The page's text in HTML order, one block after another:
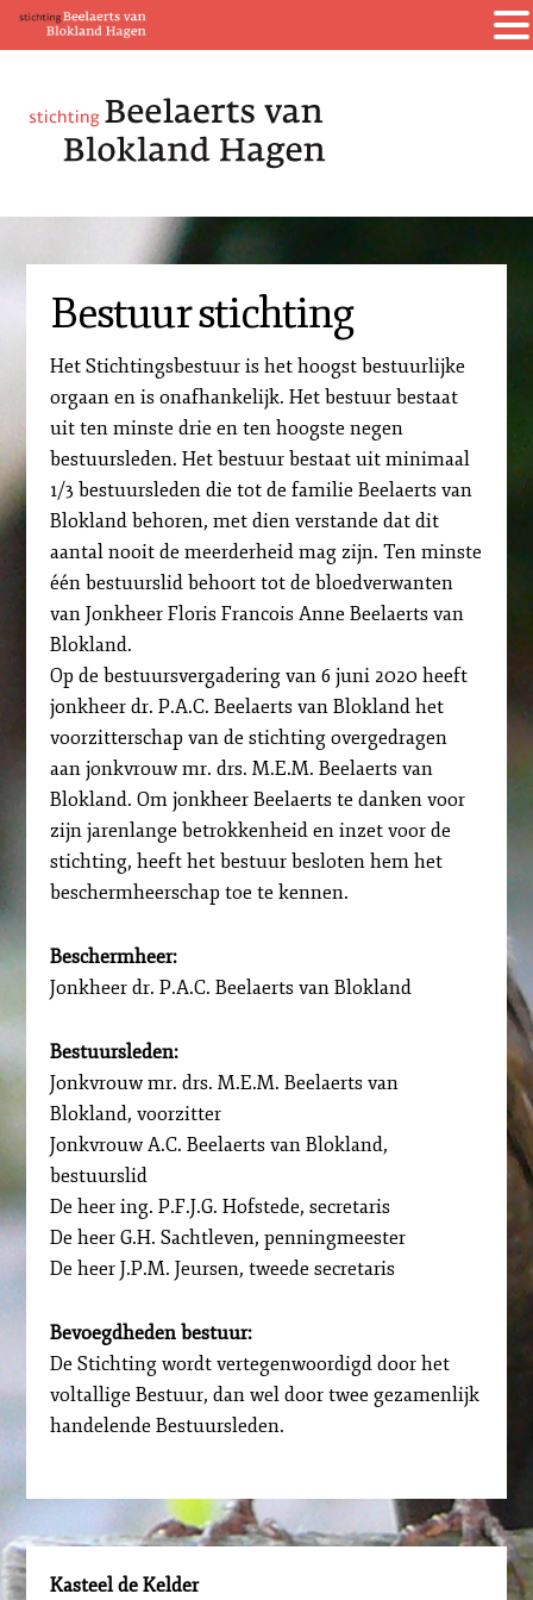
Bestuur stichting
Het Stichtingsbestuur is het hoogst bestuurlijke
orgaan en is onafhankelijk. Het bestuur bestaat
uit ten minste drie en ten hoogste negen
bestuursleden. Het bestuur bestaat uit minimaal
1/3 bestuursleden die tot de familie Beelaerts van
Blokland behoren, met dien verstande dat dit
aantal nooit de meerderheid mag zijn. Ten minste
één bestuurslid behoort tot de bloedverwanten
van Jonkheer Floris Francois Anne Beelaerts van
Blokland.
Op de bestuursvergadering van 6 juni 2020 heeft
jonkheer dr. P.A.C. Beelaerts van Blokland het
voorzitterschap van de stichting overgedragen
aan jonkvrouw mr. drs. M.E.M. Beelaerts van
Blokland. Om jonkheer Beelaerts te danken voor
zijn jarenlange betrokkenheid en inzet voor de
stichting, heeft het bestuur besloten hem het
beschermheerschap toe te kennen.
Beschermheer:
Jonkheer dr. P.A.C. Beelaerts van Blokland
Bestuursleden:
Jonkvrouw mr. drs. M.E.M. Beelaerts van
Blokland, voorzitter
Jonkvrouw A.C. Beelaerts van Blokland,
bestuurslid
De heer ing. P.F.J.G. Hofstede, secretaris
De heer G.H. Sachtleven, penningmeester
De heer J.P.M. Jeursen, tweede secretaris
Bevoegdheden bestuur:
De Stichting wordt vertegenwoordigd door het
voltallige Bestuur, dan wel door twee gezamenlijk
handelende Bestuursleden.
Kasteel de Kelder